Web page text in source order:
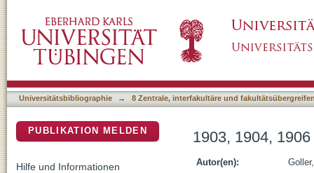
Universitätsbibliographie → 8 Zentrale, interfakultäre und
1903, 1904,
Autor(en):
PUBLIKATION MELDEN
Hilfe und Informationen